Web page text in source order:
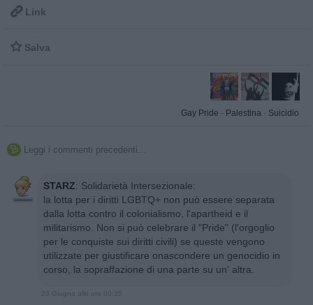
 Link
 Salva
Gay Pride · Palestina · Suicidio
 Leggi i commenti precedenti...
STARZ: Solidarietà Intersezionale:
la lotta per i diritti LGBTQ+ non può essere separata
dalla lotta contro il colonialismo, l'apartheid e il
militarismo. Non si può celebrare il "Pride" (l'orgoglio
per le conquiste sui diritti civili) se queste vengono
utilizzate per giustificare onascondere un genocidio in
corso, la sopraffazione di una parte su un' altra.
23 Giugno alle ore 00:35